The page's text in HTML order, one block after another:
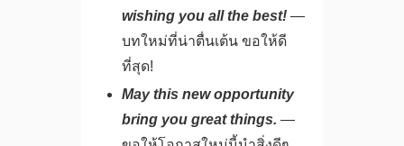
wishing you all the best!—
บทใหม่ที่น่าตื่นเต้น ขอให้ดี
ที่สุด!
May this new opportunity
bring you great things. —